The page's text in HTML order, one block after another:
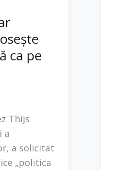
ca pe
Thijs
a
a solicitat
„politica